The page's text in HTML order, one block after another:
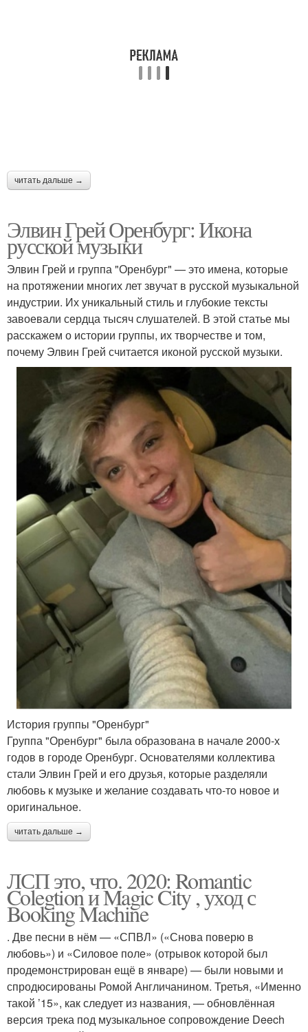
читать дальше →
Элвин Грей Оренбург: Икона
русской музыки
Элвин Грей и группа "Оренбург" — это имена, которые
на протяжении многих лет звучат в русской музыкальной
индустрии. Их уникальный стиль и глубокие тексты
завоевали сердца тысяч слушателей. В этой статье мы
расскажем о истории группы, их творчестве и том,
почему Элвин Грей считается иконой русской музыки.
История группы "Оренбург"
Группа "Оренбург" была образована в начале 2000-х
годов в городе Оренбург. Основателями коллектива
стали Элвин Грей и его друзья, которые разделяли
любовь к музыке и желание создавать что-то новое и
оригинальное.
читать дальше →
ЛСП это, что. 2020: Romantic
Colegtion и Magic City , уход с
Booking Machine
. Две песни в нём — «СПВЛ» («Снова поверю в
любовь») и «Силовое поле» (отрывок которой был
продемонстрирован ещё в январе) — были новыми и
спродюсированы Ромой Англичанином. Третья, «Именно
такой ’15», как следует из названия, — обновлённая
версия трека под музыкальное сопровождение Deech